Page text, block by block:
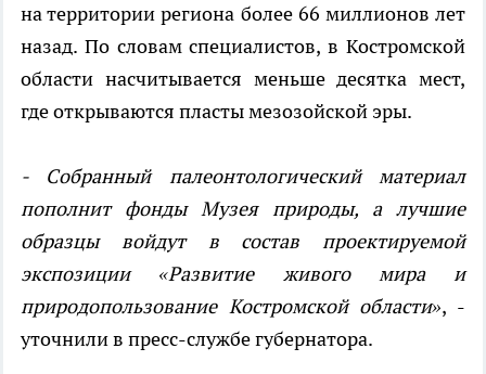
на территории региона более 66 миллионов лет
назад. По словам специалистов, в Костромской
области насчитывается меньше десятка мест,
где открываются пласты мезозойской эры.
- Собранный палеонтологический материал
пополнит фонды Музея природы, а лучшие
образцы войдут в состав проектируемой
экспозиции «Развитие живого мира и
природопользование Костромской области», -
уточнили в пресс-службе губернатора.